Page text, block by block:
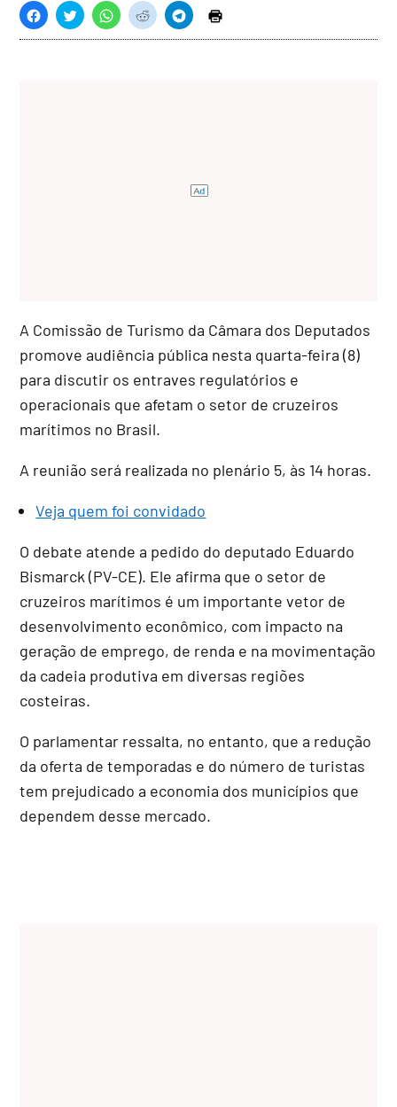
A Comissão de Turismo da Câmara dos Deputados
promove audiência pública nesta quarta-feira (8)
para discutir os entraves regulatórios e
operacionais que afetam o setor de cruzeiros
marítimos no Brasil.
A reunião será realizada no plenário 5, às 14 horas.
Veja quem foi convidado
O debate atende a pedido do deputado Eduardo
Bismarck (PV-CE). Ele afirma que o setor de
cruzeiros marítimos é um importante vetor de
desenvolvimento econômico, com impacto na
geração de emprego, de renda e na movimentação
da cadeia produtiva em diversas regiões
costeiras.
O parlamentar ressalta, no entanto, que a redução
da oferta de temporadas e do número de turistas
tem prejudicado a economia dos municípios que
dependem desse mercado.